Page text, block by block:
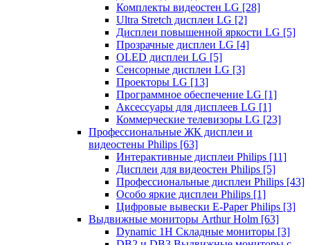
Комплекты видеостен LG [28]
Ultra Stretch дисплеи LG [2]
Дисплеи повышенной яркости LG [5]
Прозрачные дисплеи LG [4]
OLED дисплеи LG [5]
Сенсорные дисплеи LG [3]
Проекторы LG [13]
Программное обеспечение LG [1]
Аксессуары для дисплеев LG [1]
Коммерческие телевизоры LG [23]
Профессиональные ЖК дисплеи и
видеостены Philips [63]
Интерактивные дисплеи Philips [11]
Дисплеи для видеостен Philips [5]
Профессиональные дисплеи Philips [43]
Особо яркие дисплеи Philips [1]
Цифровые вывески E-Paper Philips [3]
Выдвижные мониторы Arthur Holm [63]
Dynamic 1Н Складные мониторы [3]